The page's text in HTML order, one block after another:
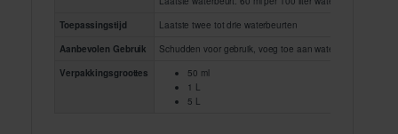
Toepassingstijd
Laatste twee tot drie waterbeurten
Aanbevolen Gebruik
Schudden voor gebruik, voeg toe aan waterbeurt
Verpakkingsgroottes
50 ml
1 L
5 L